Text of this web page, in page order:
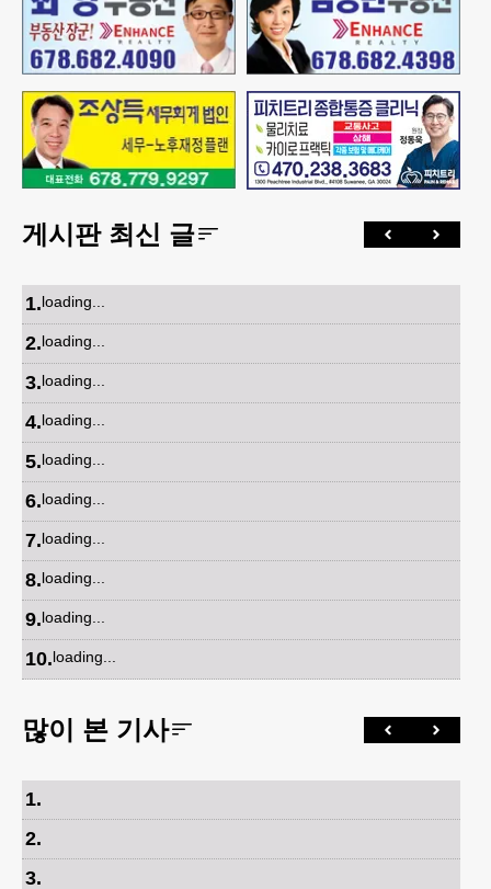
게시판 최신 글
1.loading...
2.loading...
3.loading...
4.loading...
5.loading...
6.loading...
7.loading...
8.loading...
9.loading...
10.loading...
많이 본 기사
1.
2.
3.